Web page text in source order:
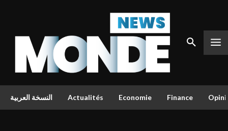
النسخة العربية Actualités Economie Finance